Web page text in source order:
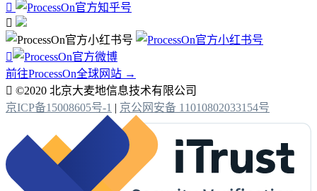



前往ProcessOn全球网站 →
 ©2020 北京大麦地信息技术有限公司
京ICP备15008605号-1 | 京公网安备 11010802033154号